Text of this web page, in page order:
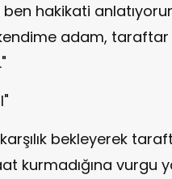
ben hakikati
adam,
bekleyerek
kurmadığına vurgu